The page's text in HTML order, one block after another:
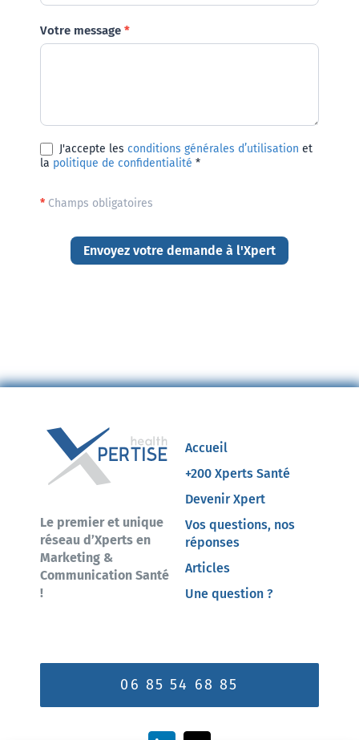
Votre message *
J'accepte les conditions générales d’utilisation et
la politique de confidentialité *
*Champs obligatoires
Envoyez votre demande à l'Xpert
Le premier et unique
réseau d’Xperts en
Marketing &
Communication Santé
!
Accueil
+200 Xperts Santé
Devenir Xpert
Vos questions, nos
réponses
Articles
Une question ?
06 85 54 68 85